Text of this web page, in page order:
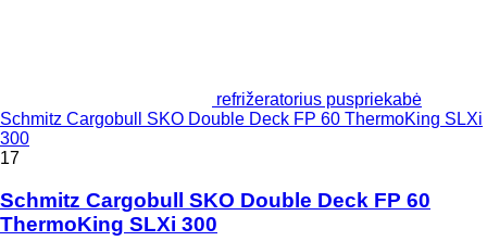
refrižeratorius puspriekabė
Schmitz Cargobull SKO Double Deck FP 60 ThermoKing SLXi
300
17
Schmitz Cargobull SKO Double Deck FP 60
ThermoKing SLXi 300